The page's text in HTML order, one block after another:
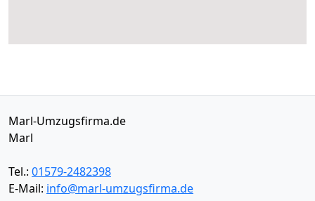
Marl-Umzugsfirma.de
Marl
Tel.: 01579-2482398
E-Mail: info@marl-umzugsfirma.de